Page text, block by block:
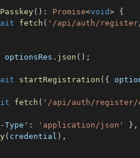
( ) : Promise<void> {
fetch ( '/api/auth/
optionsRes . json ( ) ;
startRegistration ( {
fetch ( '/api/auth/register/
Type' : 'application/json' } ,
( credential ) ,